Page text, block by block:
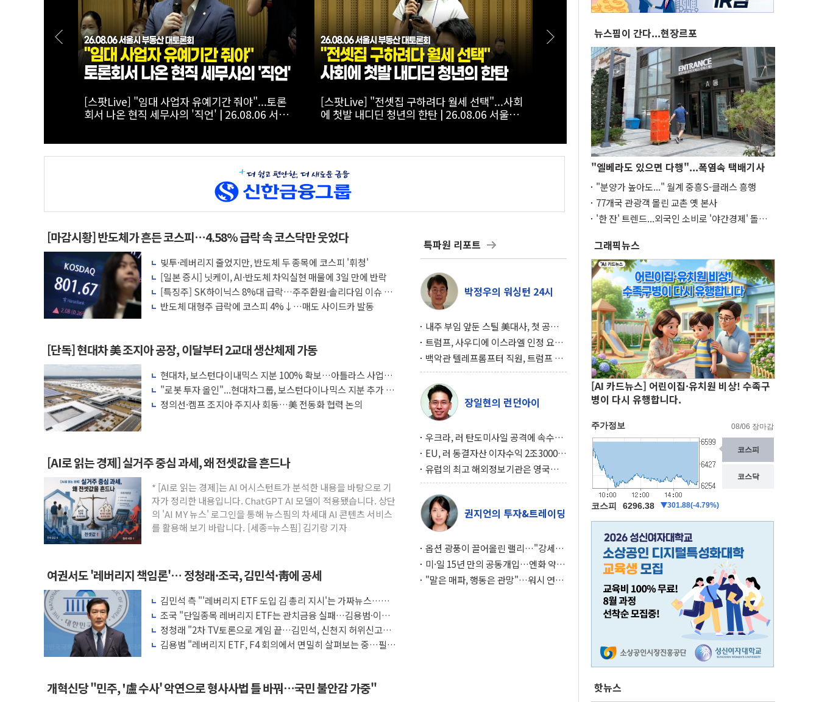
[스팟Live] '투미TV' 김제경이 내린 李정부 부동
산 정책 점수는? | 26.08.06 서울시 부동산 대토
[스팟Live] "결혼을 하니까 월세가 올라"...68만
유튜버가 오세훈에게 꺼낸 얘기는? | 26.08.06
[스팟Live] 현직 공인중개사가 말하는 전월세 세
입자들이 맞닥뜨릴 현실 | 26.08.06 서울시 부동
산 대토론회
[마감시황] 반도체가 흔든 코스피…4.58% 급락 속 코스닥만 웃었다
빚투·레버리지 줄었지만, 반도체 두 종목에 코스피 '휘청'
[일본 증시] 닛케이, AI·반도체 차익실현 매물에 3일 만에 반락
[특징주] SK하이닉스 8%대 급락…주주환원·솔리다임 이슈 부
각
반도체 대형주 급락에 코스피 4%↓…매도 사이드카 발동
[단독] 현대차 美 조지아 공장, 이달부터 2교대 생산체제 가동
현대차, 보스턴다이내믹스 지분 100% 확보…아틀라스 사업화
가속
"로봇 투자 올인"...현대차그룹, 보스턴다이나믹스 지분 추가 인
수
정의선·켐프 조지아 주지사 회동…美 전동화 협력 논의
[AI로 읽는 경제] 실거주 중심 과세, 왜 전셋값을 흔드나
* [AI로 읽는 경제]는 AI 어시스턴트가 분석한 내용을 바탕으로 기
자가 정리한 내용입니다. ChatGPT AI 모델이 적용됐습니다. 상단
의 'AI MY 뉴스' 로그인을 통해 뉴스핌의 차세대 AI 콘텐츠 서비스
를 활용해 보기 바랍니다. [세종=뉴스핌] 김기랑 기자
여권서도 '레버리지 책임론'… 정청래·조국, 김민석·靑에 공세
김민석 측 "'레버리지 ETF 도입 김 총리 지시'는 가짜뉴스…법
적 조치"
조국 "단일종목 레버리지 ETF는 관치금융 실패…김용범·이억
원 책임 물어야"
정청래 "2차 TV토론으로 게임 끝…김민석, 신천지 허위신고에
배신 사과 안 해"
김용범 "레버리지 ETF, F4 회의에서 면밀히 살펴보는 중…필요
개혁신당 "민주, '盧 수사' 악연으로 형사사법 틀 바꿔…국민 불안감 가중"
특파원 리포트
박정우의 워싱턴 24시
내주 부임 앞둔 스틸 美대사, 첫 공개
행사서 "한미동맹 강화 최우선 과제"
트럼프, 사우디에 이스라엘 인정 요
구…원자력 협정 서명 하루 만에 좌초
위기
백악관 텔레프롬프터 직원, 트럼프 연
설 미리 보고 베팅 시장서 10만달러 챙
겨
장일현의 런던아이
우크라, 러 탄도미사일 공격에 속수무
책… 패트리엇 미사일 지원, 작년의 3
분의 1
EU, 러 동결자산 이자수익 2조3000억
우크라 지원… 지금까지 5차례 13조
달해
유럽의 최고 해외정보기관은 영국의
MI6… 2위는 프랑스의 대외안보총국
권지언의 투자&트레이딩
옵션 광풍이 끌어올린 랠리…"강세장
이면에 과열 경고등"
미·일 15년 만의 공동개입…엔화 약세
와의 싸움은 끝나지 않았다
"말은 매파, 행동은 관망"…워시 연준,
뉴스핌이 간다...현장르포
"엘베라도 있으면 다행"...폭염속 택배기사
"분양가 높아도..." 월계 중흥S-클래스 흥행
77개국 관광객 몰린 교촌 옛 본사
'한 잔' 트렌드...외국인 소비로 '야간경제' 돌파
그래픽뉴스
[AI 카드뉴스] 어린이집·유치원 비상! 수족구
병이 다시 유행합니다.
핫뉴스